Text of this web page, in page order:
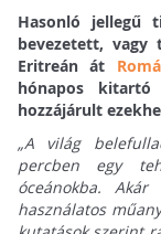
Hasonló jellegű
bevezetett, vagy
Eritreán át
hónapos kitartó
hozzájárult
„A világ
percben egy
óceánokba.
használatos